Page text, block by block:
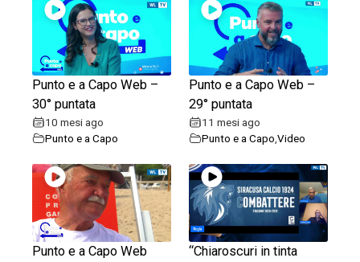
Punto e a Capo Web –
30° puntata
10 mesi ago
Punto e a Capo
Punto e a Capo Web –
29° puntata
11 mesi ago
Punto e a Capo ,Video
Punto e a Capo Web
“Chiaroscuri in tinta